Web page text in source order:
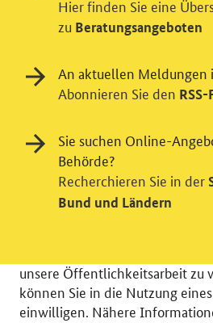
Einwilligung in
Videodienst
Wir bitten Sie an dieser Stelle
verschiedene Zusatzdienste
unsere Öffentlichkeitsarbeit zu
können Sie in die Nutzung
einwilligen. Nähere
Hier finden Sie eine
zu Beratungsangeboten
An aktuellen Meldungen
Abonnieren Sie den RSS-
Sie suchen Online-
Behörde?
Recherchieren Sie in der
Bund und Ländern